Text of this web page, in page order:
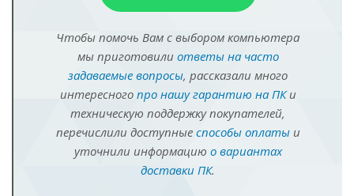
Чтобы помочь Вам с выбором компьютера
мы приготовили ответы на часто
задаваемые вопросы, рассказали много
интересного про нашу гарантию на ПКи
техническую поддержку покупателей,
перечислили доступные способы оплатыи
уточнили информацию о вариантах
доставки ПК.